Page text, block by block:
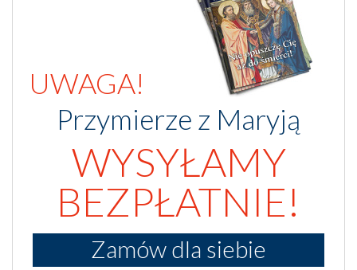
UWAGA!
Przymierze z Maryją
WYSYŁAMY
BEZPŁATNIE!
Zamów dla siebie